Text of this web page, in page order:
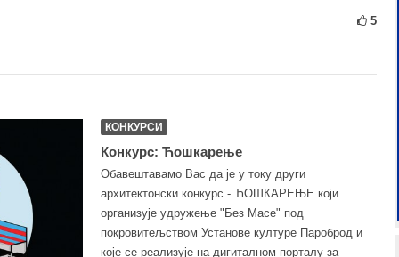
5
КОНКУРСИ
Конкурс: Ћошкарење
Обавештавамо Вас да је у току други
архитектонски конкурс - ЋОШКАРЕЊЕ који
организује удружење "Без Масе" под
покровитељством Установе културе Пароброд и
које се реализује на дигиталном порталу за